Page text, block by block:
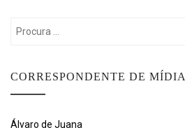
Search
CORRESPONDENTE DE MÍDIA
Álvaro de Juana